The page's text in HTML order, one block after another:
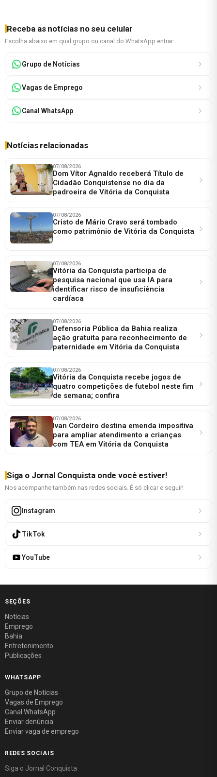
Receba as notícias no seu celular
Escolha abaixo em qual grupo ou canal do WhatsApp entrar:
Grupo de Notícias
Vagas de Emprego
Canal WhatsApp
Notícias relacionadas
07/08/2026
Dom Vítor Agnaldo receberá Título de
Cidadão Conquistense no dia da
padroeira de Vitória da Conquista
07/08/2026
Cristo de Mário Cravo será tombado
como patrimônio de Vitória da Conquista
07/08/2026
Vitória da Conquista participa de
pesquisa nacional que usa IA para
identificar risco de insuficiência
cardíaca
07/08/2026
Defensoria Pública da Bahia realiza
ação gratuita para reconhecimento de
paternidade em Vitória da Conquista
07/08/2026
Vitória da Conquista recebe jogos de
quatro competições de futebol neste fim
de semana; confira
07/08/2026
Ivan Cordeiro destina emenda impositiva
para ampliar atendimento a crianças
com TEA em Vitória da Conquista
Siga o Jornal Conquista onde você estiver!
Nos acompanhe também nas redes sociais. É só clicar e seguir!
Instagram
TikTok
YouTube
SEÇÕES
Notícias
Emprego
Bahia
Entretenimento
Publicações
WHATSAPP
Grupo de Notícias
Vagas de Emprego
Canal WhatsApp
Enviar denúncia
Enviar vaga de emprego
REDES SOCIAIS
Siga o Jornal Conquista